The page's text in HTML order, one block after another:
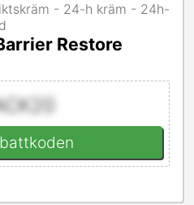
- 24-h kräm - 24h-
Restore